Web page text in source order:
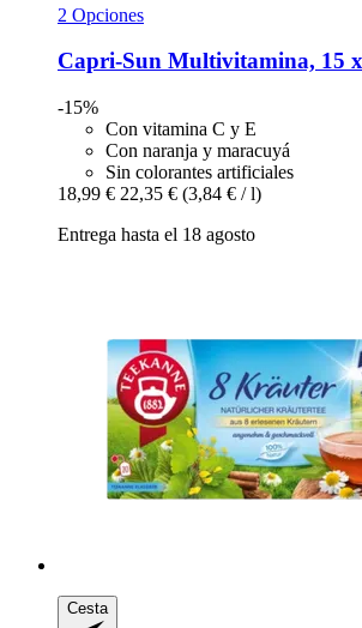
2 Opciones
Capri-Sun Multivitamina, 15
-15%
Con vitamina C y E
Con naranja y maracuyá
Sin colorantes artificiales
18,99 € 22,35 € (3,84 € / l)
Entrega hasta el 18 agosto
Cesta